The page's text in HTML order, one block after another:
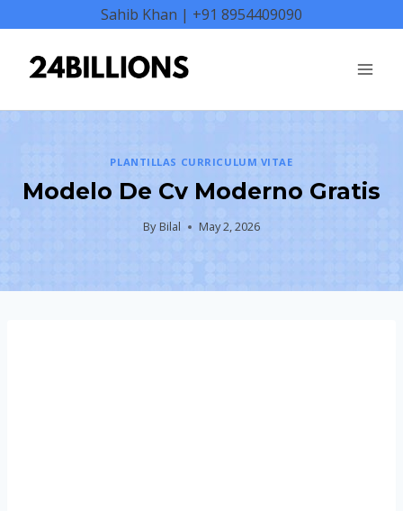
content
Sahib Khan | +91 8954409090
PLANTILLAS CURRICULUM VITAE
Modelo De Cv Moderno Gratis
ByBilal May 2, 2026